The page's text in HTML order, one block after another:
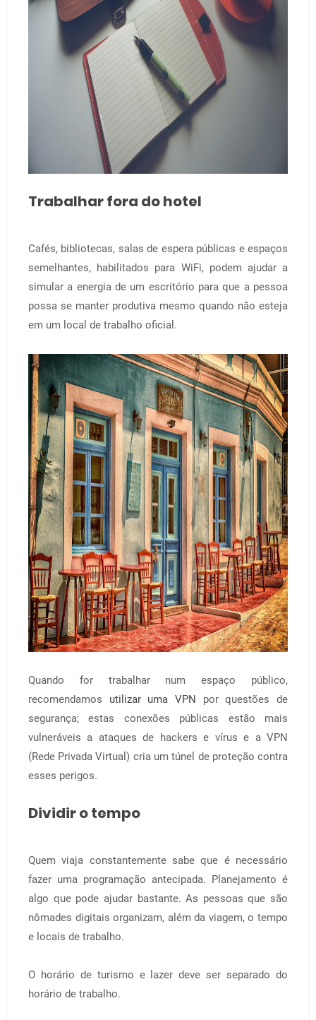
Trabalhar fora do hotel
Cafés, bibliotecas, salas de espera públicas e espaços
semelhantes, habilitados para WiFi, podem ajudar a
simular a energia de um escritório para que a pessoa
possa se manter produtiva mesmo quando não esteja
em um local de trabalho oficial.
Quando for trabalhar num espaço público,
recomendamos
utilizar uma VPN por questões de
segurança; estas conexões públicas estão mais
vulneráveis a ataques de hackers e vírus e a VPN
(Rede Privada Virtual) cria um túnel de proteção contra
esses perigos.
Dividir o tempo
Quem viaja constantemente sabe que é necessário
fazer uma programação antecipada. Planejamento é
algo que pode ajudar bastante. As pessoas que são
nômades digitais organizam, além da viagem, o tempo
e locais de trabalho.
O horário de turismo e lazer deve ser separado do
horário de trabalho.